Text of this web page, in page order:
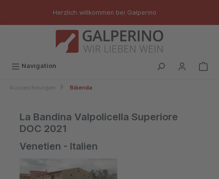
Herzlich willkommen bei Galperino
Navigation
Auszeichnungen Bibenda
La Bandina Valpolicella Superiore
DOC 2021
Venetien - Italien